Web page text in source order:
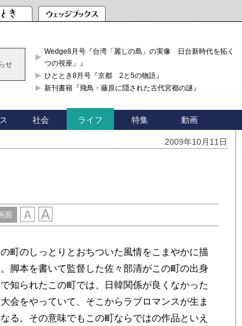
せ
Wedge8月号『台湾「麗しの島」の実像 日台新時代を拓く「3
つの視座」』
ひととき8月号『京都 2と5の物語』
新刊書籍『飛鳥・藤原に隠された古代宮都の謎』
社会 ライフ 特集 動画
2009年10月11日
面
町のしっとりとおちついた風情をこまやかに描
脚本を書いて監督した佐々部清がこの町の出身
知られたこの町では、日韓関係が良くなかった
会をやっていて、そこからラブロマンスが生ま
る。その意味でもこの町ならではの作品といえ